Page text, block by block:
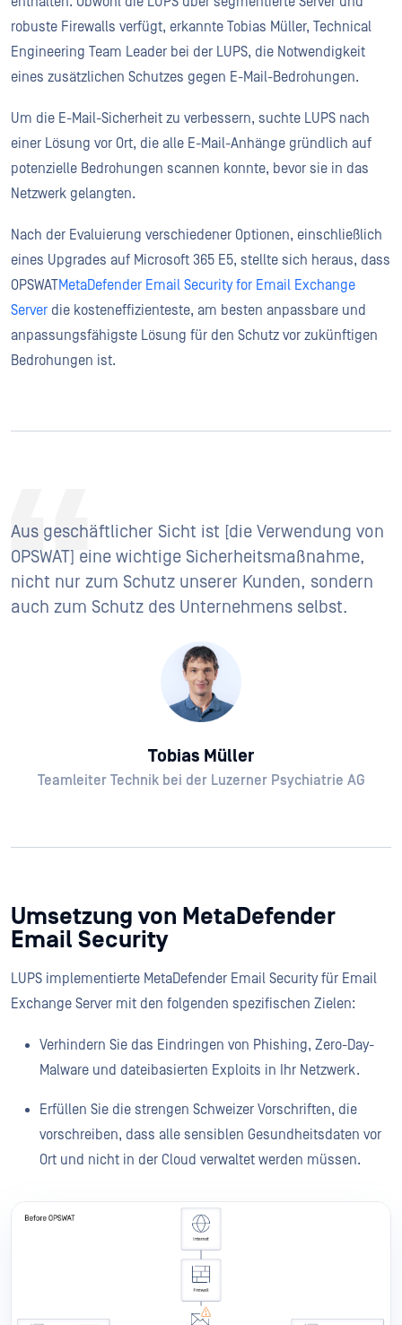
robuste Firewalls verfügt, erkannte Tobias Müller, Technical
Engineering Team Leader bei der LUPS, die Notwendigkeit
eines zusätzlichen Schutzes gegen E-Mail-Bedrohungen.
Um die E-Mail-Sicherheit zu verbessern, suchte LUPS nach
einer Lösung vor Ort, die alle E-Mail-Anhänge gründlich auf
potenzielle Bedrohungen scannen konnte, bevor sie in das
Netzwerk gelangten.
Nach der Evaluierung verschiedener Optionen, einschließlich
eines Upgrades auf Microsoft 365 E5, stellte sich heraus, dass
OPSWATMetaDefender Email Security for Email Exchange
Server die kosteneffizienteste, am besten anpassbare und
anpassungsfähigste Lösung für den Schutz vor zukünftigen
Bedrohungen ist.
Aus geschäftlicher Sicht ist [die Verwendung von
OPSWAT] eine wichtige Sicherheitsmaßnahme,
nicht nur zum Schutz unserer Kunden, sondern
auch zum Schutz des Unternehmens selbst.
Tobias Müller
Teamleiter Technik bei der Luzerner Psychiatrie AG
Umsetzung von MetaDefender
Email Security
LUPS implementierte MetaDefender Email Security für Email
Exchange Server mit den folgenden spezifischen Zielen:
Verhindern Sie das Eindringen von Phishing, Zero-Day-
Malware und dateibasierten Exploits in Ihr Netzwerk.
Erfüllen Sie die strengen Schweizer Vorschriften, die
vorschreiben, dass alle sensiblen Gesundheitsdaten vor
Ort und nicht in der Cloud verwaltet werden müssen.